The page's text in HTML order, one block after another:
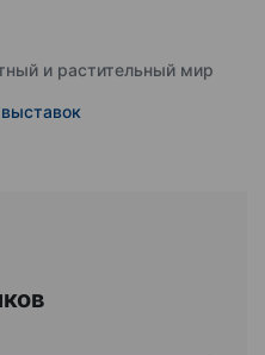
и растительный мир